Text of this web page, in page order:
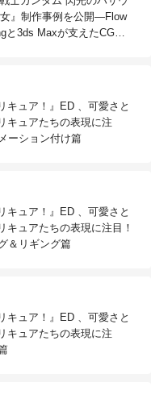
』制作事例を公開―Flow
と3ds Maxが支えたCG制
キュア！』ED 、可愛さと
キュアたちの表現に注
ーション付け篇
キュア！』ED 、可愛さと
キュアたちの表現に注目！
＆リギング篇
キュア！』ED 、可愛さと
キュアたちの表現に注